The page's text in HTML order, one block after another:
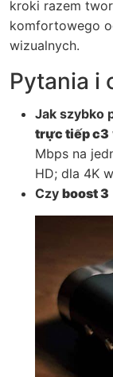
kroki razem
komfortowego
wizualnych.
Pytania i
Jak szybko
trực tiếp c3
Mbps na
HD; dla 4K
Czy boost 3